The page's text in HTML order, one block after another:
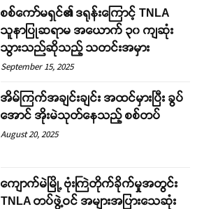
စစ်ကော်မရှင်၏ ဒရုန်းကြောင့် TNLA
သူနာပြုဆရာမ အယောက် ၃၀ ကျဆုံး
သွားသည်ဆိုသည့် သတင်းအမှား
September 15, 2025
အိမ်ကြက်အချင်းချင်း အထင်မှားပြီး ခွပ်
အောင် အိုးမဲသုတ်နေသည့် စစ်တပ်
August 20, 2025
ကျောက်မဲမြို့ ဗုံးကြဲတိုက်ခိုက်မှုအတွင်း
TNLA တပ်ဖွဲ့ဝင် အများအပြားသေဆုံး